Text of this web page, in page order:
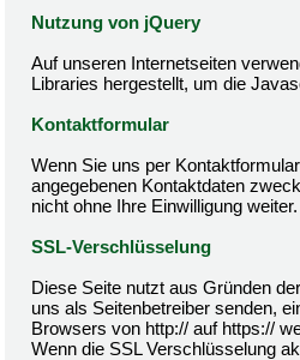
Nutzung von jQuery
Auf unseren Internetseiten
Libraries hergestellt, um die
Kontaktformular
Wenn Sie uns per
angegebenen Kontaktdaten
nicht ohne Ihre Einwilligung weiter.
SSL-Verschlüsselung
Diese Seite nutzt aus Gründen
uns als Seitenbetreiber senden,
Browsers von http:// auf https://
Wenn die SSL Verschlüsselung